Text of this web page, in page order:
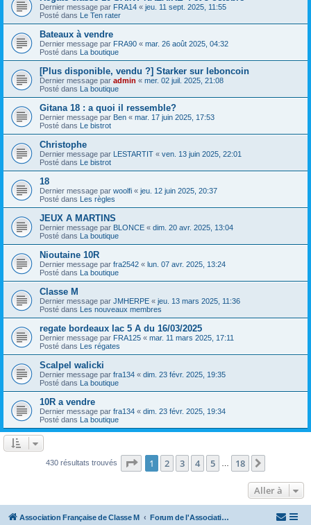
Dernier message par FRA14 « jeu. 11 sept. 2025, 11:55
Posté dans Le Ten rater
Bateaux à vendre
Dernier message par FRA90 « mar. 26 août 2025, 04:32
Posté dans La boutique
[Plus disponible, vendu ?] Starker sur leboncoin
Dernier message par admin « mer. 02 juil. 2025, 21:08
Posté dans La boutique
Gitana 18 : a quoi il ressemble?
Dernier message par Ben « mar. 17 juin 2025, 17:53
Posté dans Le bistrot
Christophe
Dernier message par LESTARTIT « ven. 13 juin 2025, 22:01
Posté dans Le bistrot
18
Dernier message par woolfi « jeu. 12 juin 2025, 20:37
Posté dans Les règles
JEUX A MARTINS
Dernier message par BLONCE « dim. 20 avr. 2025, 13:04
Posté dans La boutique
Nioutaine 10R
Dernier message par fra2542 « lun. 07 avr. 2025, 13:24
Posté dans La boutique
Classe M
Dernier message par JMHERPE « jeu. 13 mars 2025, 11:36
Posté dans Les nouveaux membres
regate bordeaux lac 5 A du 16/03/2025
Dernier message par FRA125 « mar. 11 mars 2025, 17:11
Posté dans Les régates
Scalpel walicki
Dernier message par fra134 « dim. 23 févr. 2025, 19:35
Posté dans La boutique
10R a vendre
Dernier message par fra134 « dim. 23 févr. 2025, 19:34
Posté dans La boutique
430 résultats trouvés Page 1sur18
1 2 3 4 5 18
Aller à
Association Française de Classe M Forum de l'Association Française de Classe M